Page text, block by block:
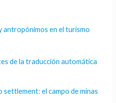
antropónimos en el turismo
de la traducción automática
settlement: el campo de minas